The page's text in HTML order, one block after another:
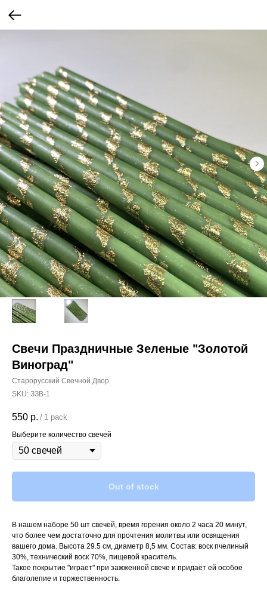
Свечи Праздничные Зеленые "Золотой
Виноград"
Старорусский Свечной Двор
SKU: ЗЗВ-1
550 р. / 1 pack
Выберите количество свечей
Out of stock
В нашем наборе 50 шт свечей, время горения около 2 часа 20 минут,
что более чем достаточно для прочтения молитвы или освящения
вашего дома. Высота 29.5 см, диаметр 8,5 мм. Состав: воск пчелиный
30%, технический воск 70%, пищевой краситель.
Такое покрытие "играет" при зажженной свече и придаёт ей особое
благолепие и торжественность.